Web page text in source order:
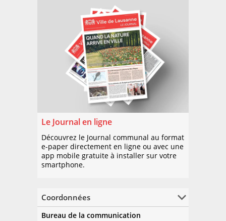
Le Journal en ligne
Découvrez le Journal communal au format
e-paper directement en ligne ou avec une
app mobile gratuite à installer sur votre
smartphone.
Coordonnées
Bureau de la communication